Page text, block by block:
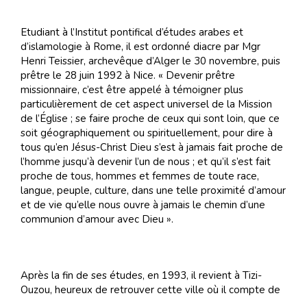
Etudiant à l’Institut pontifical d’études arabes et
d’islamologie à Rome, il est ordonné diacre par Mgr
Henri Teissier, archevêque d’Alger le 30 novembre, puis
prêtre le 28 juin 1992 à Nice. « Devenir prêtre
missionnaire, c’est être appelé à témoigner plus
particulièrement de cet aspect universel de la Mission
de l’Église ; se faire proche de ceux qui sont loin, que ce
soit géographiquement ou spirituellement, pour dire à
tous qu’en Jésus-Christ Dieu s’est à jamais fait proche de
l’homme jusqu’à devenir l’un de nous ; et qu’il s’est fait
proche de tous, hommes et femmes de toute race,
langue, peuple, culture, dans une telle proximité d’amour
et de vie qu’elle nous ouvre à jamais le chemin d’une
communion d’amour avec Dieu ».
Après la fin de ses études, en 1993, il revient à Tizi-
Ouzou, heureux de retrouver cette ville où il compte de